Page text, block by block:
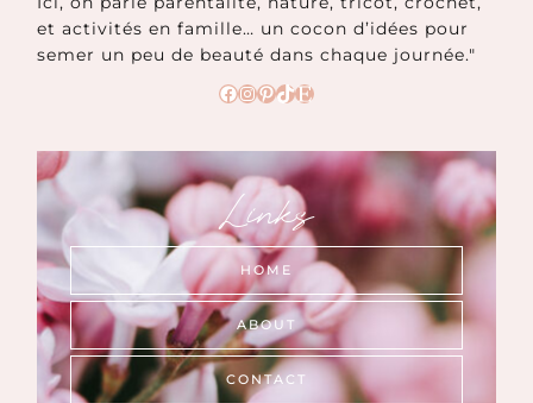
et activités en famille… un cocon d’idées pour
semer un peu de beauté dans chaque journée."
Facebook
Instagram
Pinterest
TikTok
Etsy
Links
HOME
ABOUT
CONTACT